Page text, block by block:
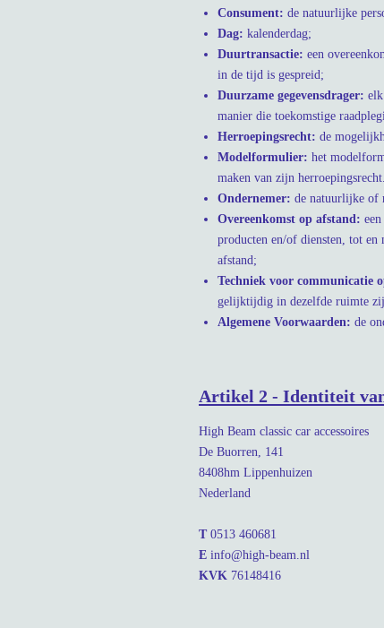
Consument: de natuurlijke
Dag: kalenderdag;
Duurtransactie: een
in de tijd is gespreid;
Duurzame gegevensdrager:
manier die toekomstige
Herroepingsrecht: de
Modelformulier: het
maken van zijn herroepingsrecht.
Ondernemer: de natuurlijke of
Overeenkomst op afstand:
producten en/of diensten, tot
afstand;
Techniek voor communicatie
gelijktijdig in dezelfde ruimte
Algemene Voorwaarden: de
Artikel 2 - Identiteit
High Beam classic car accessoires
De Buorren, 141
8408hm Lippenhuizen
Nederland
T 0513 460681
E info@high-beam.nl
KVK 76148416